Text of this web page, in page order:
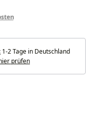
1-2 Tage in Deutschland
prüfen